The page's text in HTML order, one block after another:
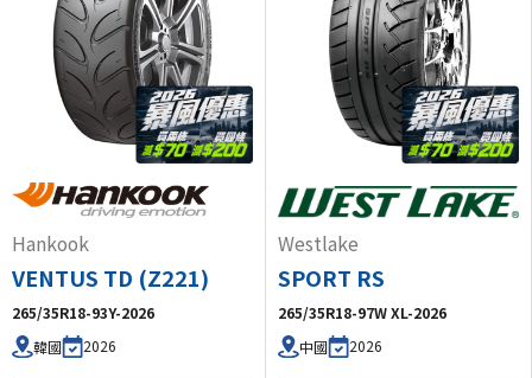
Hankook
VENTUS TD (Z221)
265/35R18-93Y-2026
韓國
2026
Westlake
SPORT RS
265/35R18-97W XL-2026
中國
2026